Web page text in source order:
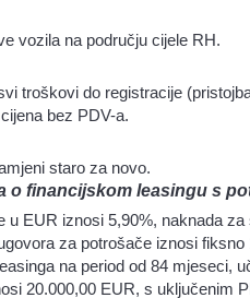
vozila na području cijele RH.
troškovi do registracije
bez PDV-a.
staro za novo.
o financijskom leasingu s
u EUR iznosi 5,90%, naknada
za potrošače iznosi fiksno
na period od 84 mjeseci,
20.000,00 EUR, s uključenim